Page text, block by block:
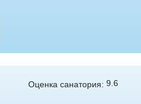
Оценка санатория: 9.6